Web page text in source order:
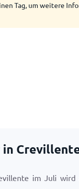
Tag, um weitere
in
im Juli wird